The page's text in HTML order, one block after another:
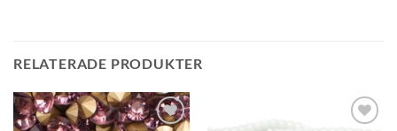
RELATERADE PRODUKTER